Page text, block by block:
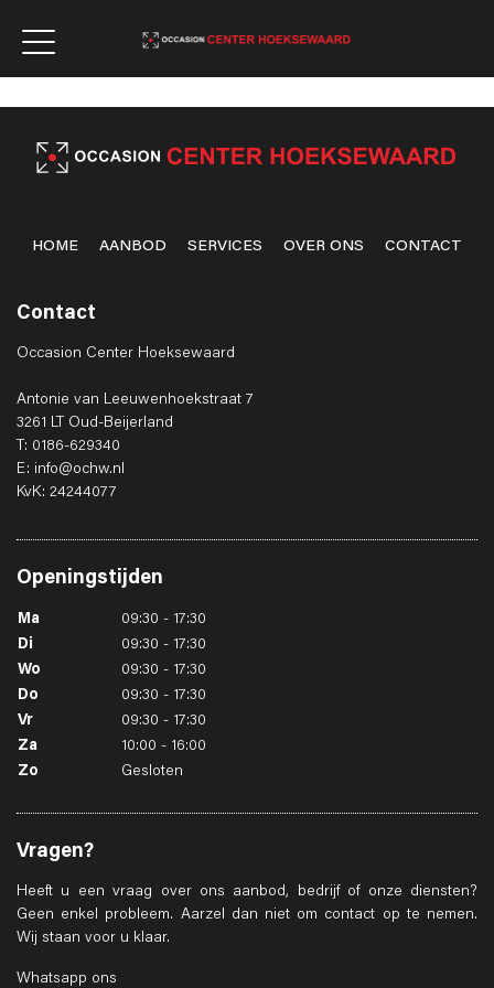
HOME AANBOD SERVICES OVER ONS CONTACT
Contact
Occasion Center Hoeksewaard
Antonie van Leeuwenhoekstraat 7
3261 LT Oud-Beijerland
T: 0186-629340
E: info@ochw.nl
KvK: 24244077
Openingstijden
Ma
09:30 - 17:30
Di
09:30 - 17:30
Wo
09:30 - 17:30
Do
09:30 - 17:30
Vr
09:30 - 17:30
Za
10:00 - 16:00
Zo
Gesloten
Vragen?
Heeft u een vraag over ons aanbod, bedrijf of onze diensten?
Geen enkel probleem. Aarzel dan niet om contact op te nemen.
Wij staan voor u klaar.
Whatsapp ons